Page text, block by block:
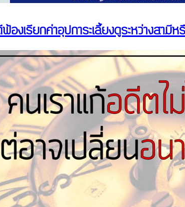
องเรียกค่าอุปการะเลี้ยงดูระหว่างสามี